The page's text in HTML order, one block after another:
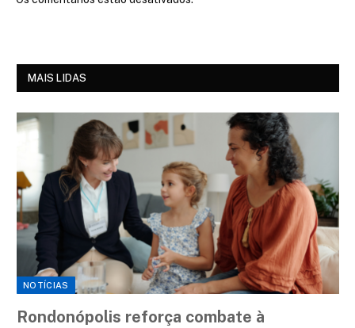
MAIS LIDAS
NOTÍCIAS
Rondonópolis reforça combate à